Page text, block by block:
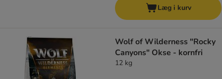
Læg i kurv
Wolf of Wilderness "Rocky
Canyons" Okse - kornfri
12 kg